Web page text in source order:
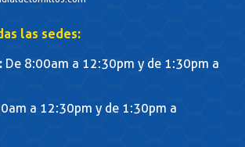
las sedes:
De 8:00am a 12:30pm y de 1:30pm a
a 12:30pm y de 1:30pm a